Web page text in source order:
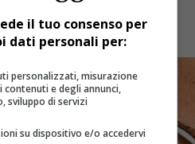
guard-rail a Pettenasco,
incidente all’alba...
il tuo consenso per
dati personali per:
personalizzati, misurazione
contenuti e degli annunci,
sviluppo di servizi
su dispositivo e/o accedervi